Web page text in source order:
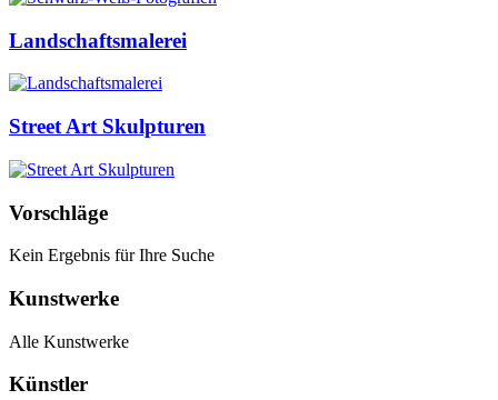
Landschaftsmalerei
Street Art Skulpturen
Vorschläge
Kein Ergebnis für Ihre Suche
Kunstwerke
Alle Kunstwerke
Künstler